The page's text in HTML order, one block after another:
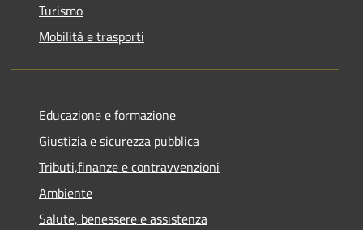
Turismo
Mobilità e trasporti
Educazione e formazione
Giustizia e sicurezza pubblica
Tributi,finanze e contravvenzioni
Ambiente
Salute, benessere e assistenza